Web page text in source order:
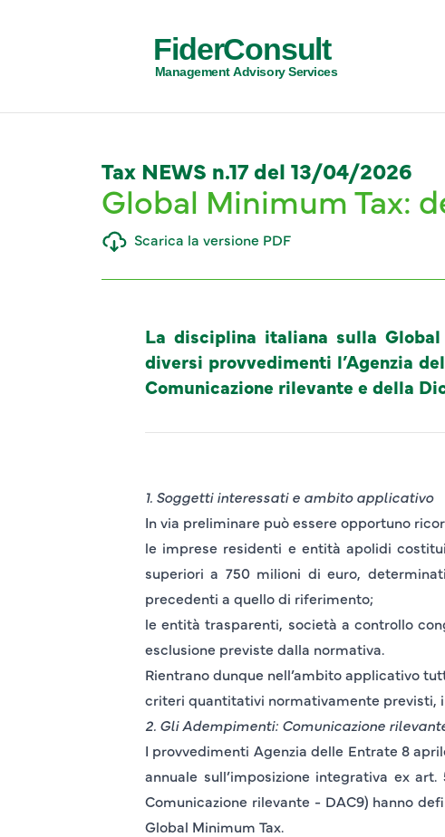
FiderConsult
Management Advisory Services
Tax NEWS n.17 del 13/04/2026
Global Minimum Tax:
Scarica la versione PDF
La disciplina italiana sulla
diversi provvedimenti l’Agenzia
Comunicazione rilevante e della
1. Soggetti interessati e ambito applicativo
In via preliminare può essere opportuno
le imprese residenti e entità apolidi
superiori a 750 milioni di euro,
precedenti a quello di riferimento;
le entità trasparenti, società a controllo
esclusione previste dalla normativa.
Rientrano dunque nell’ambito applicativo
criteri quantitativi normativamente previsti,
2. Gli Adempimenti: Comunicazione
I provvedimenti Agenzia delle Entrate 8
annuale sull’imposizione integrativa ex art.
Comunicazione rilevante - DAC9) hanno
Global Minimum Tax.